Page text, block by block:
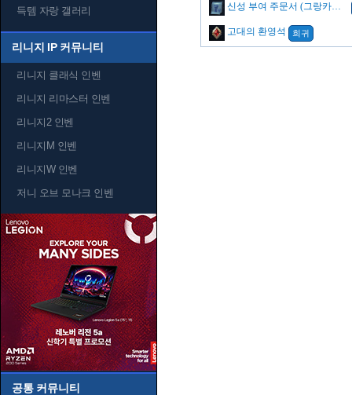
득템 자랑 갤러리
리니지 IP 커뮤니티
리니지 클래식 인벤
리니지 리마스터 인벤
리니지2 인벤
리니지M 인벤
리니지W 인벤
저니 오브 모나크 인벤
공통 커뮤니티
신성 부여 주문서 (그랑카인의 처단)
고대의 환영석 희귀